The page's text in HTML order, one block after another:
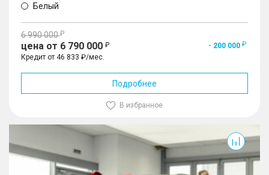
Белый
6 990 000
цена от 6 790 000
- 200 000
Кредит от 46 833 ₽/мес.
Подробнее
В избранное